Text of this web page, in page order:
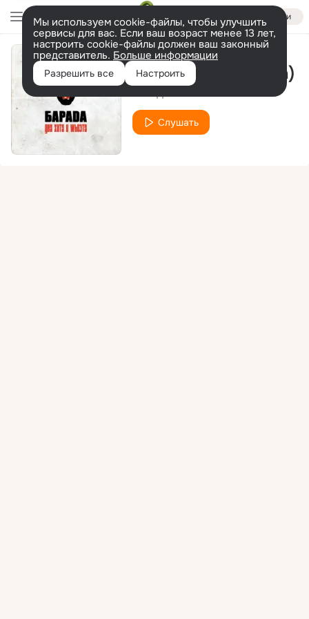
Войти
Мы используем cookie-файлы, чтобы улучшить
сервисы для вас. Если ваш возраст менее 13 лет,
настроить cookie-файлы должен ваш законный
представитель. Больше информации
Разрешить все Настроить
Дым (prod. by 1bula)
Слушать